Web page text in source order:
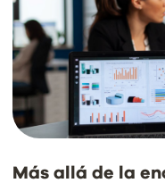
Más allá de la